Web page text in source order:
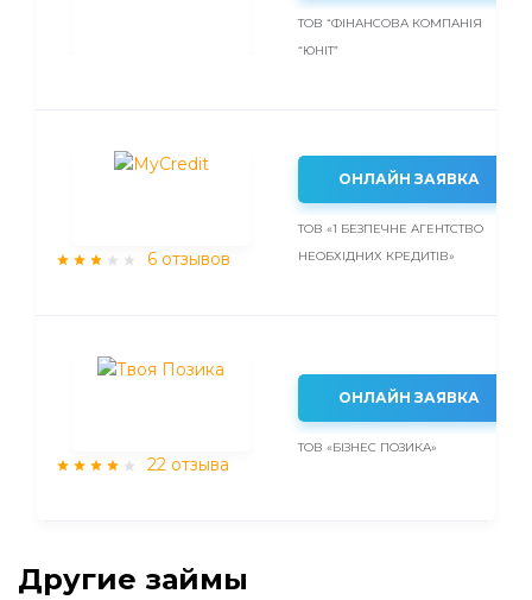
ТОВ “ФІНАНСОВА КОМПАНІЯ
“ЮНІТ”
6 отзывов
ОНЛАЙН ЗАЯВКА
ТОВ «1 БЕЗПЕЧНЕ АГЕНТСТВО
НЕОБХІДНИХ КРЕДИТІВ»
22 отзыва
ОНЛАЙН ЗАЯВКА
ТОВ «БІЗНЕС ПОЗИКА»
Другие займы